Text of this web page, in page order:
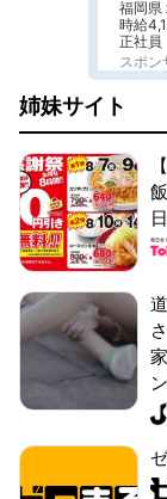
福岡県
時給
正社員
スポン
姉妹サイト